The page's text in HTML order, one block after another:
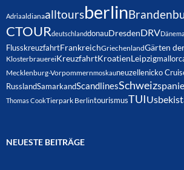
Adriaaldianaalltoursberlin
CTOURdeutschlanddonauDresdenDRV
FlusskreuzfahrtFrankreichGriechenlandGärten
KlosterbrauereiKreuzfahrtKroatienLeipzig
Mecklenburg-Vorpommernmoskauneuzellenicko
RusslandSamarkandScandlinesSchweiz
Thomas CookTierpark BerlintourismusTUI
NEUESTE BEITRÄGE